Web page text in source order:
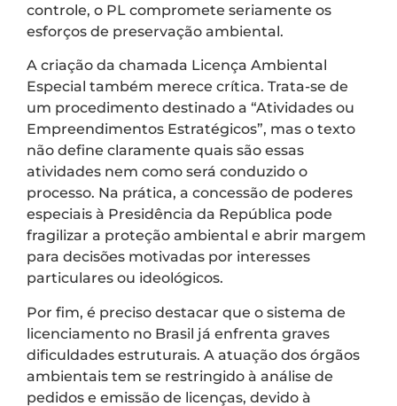
controle, o PL compromete seriamente os
esforços de preservação ambiental.
A criação da chamada Licença Ambiental
Especial também merece crítica. Trata-se de
um procedimento destinado a “Atividades ou
Empreendimentos Estratégicos”, mas o texto
não define claramente quais são essas
atividades nem como será conduzido o
processo. Na prática, a concessão de poderes
especiais à Presidência da República pode
fragilizar a proteção ambiental e abrir margem
para decisões motivadas por interesses
particulares ou ideológicos.
Por fim, é preciso destacar que o sistema de
licenciamento no Brasil já enfrenta graves
dificuldades estruturais. A atuação dos órgãos
ambientais tem se restringido à análise de
pedidos e emissão de licenças, devido à